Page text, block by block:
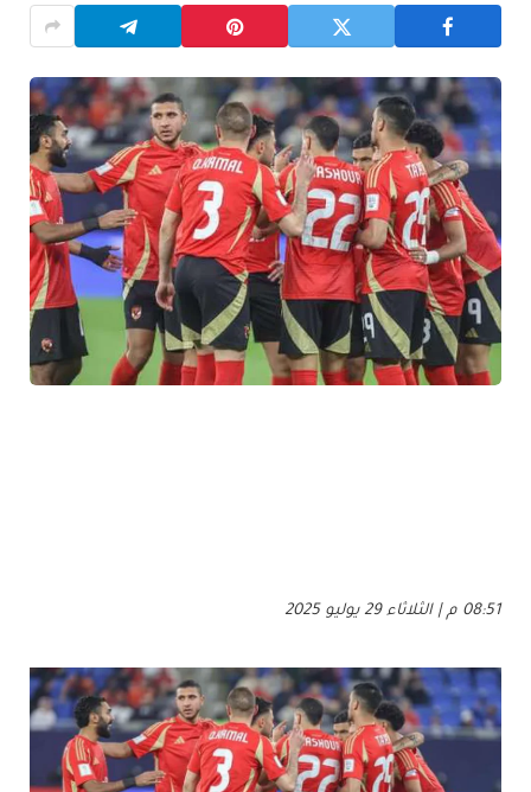
08:51 م | الثلاثاء 29 يوليو 2025